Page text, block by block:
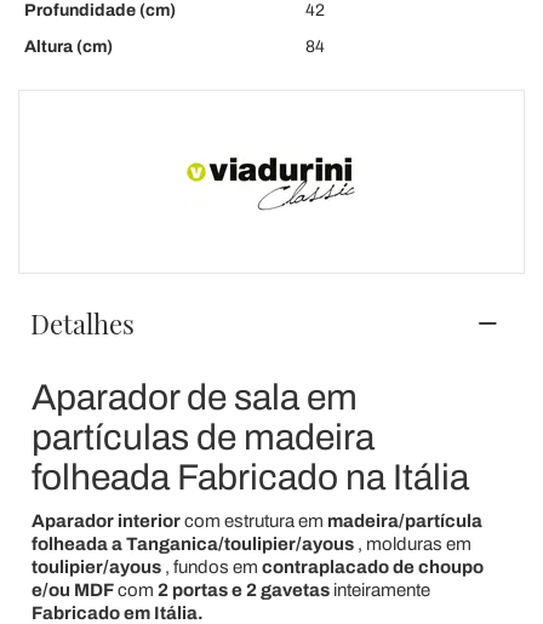
Profundidade (cm)
42
Altura (cm)
84
Detalhes
Aparador de sala em
partículas de madeira
folheada Fabricado na Itália
Aparador interiorcom estrutura em madeira/partícula
folheada a Tanganica/toulipier/ayous, molduras em
toulipier/ayous, fundos em contraplacado de choupo
e/ou MDFcom 2 portas e 2 gavetasinteiramente
Fabricado em Itália.